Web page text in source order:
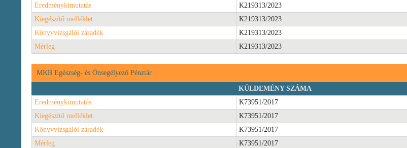
Eredménykimutatás
K219313/2023
Kiegészítő melléklet
K219313/2023
Könyvvizsgálói záradék
K219313/2023
Mérleg
K219313/2023
MKB Egészség- és Önsegélyező Pénztár
KÜLDEMÉNY SZÁMA
Eredménykimutatás
K73951/2017
Kiegészítő melléklet
K73951/2017
Könyvvizsgálói záradék
K73951/2017
Mérleg
K73951/2017